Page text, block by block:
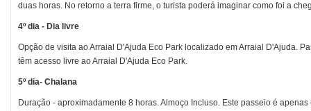
duas horas. No retorno a terra firme, o turista poderá imaginar como foi a
4º dia - Dia livre
Opção de visita ao Arraial D'Ajuda Eco Park localizado em Arraial D'Ajuda.
têm acesso livre ao Arraial D'Ajuda Eco Park.
5º dia- Chalana
Duração - aproximadamente 8 horas. Almoço Incluso. Este passeio é